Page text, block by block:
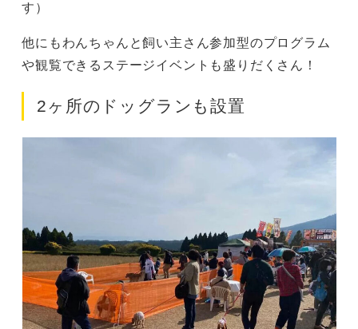
す）
他にもわんちゃんと飼い主さん参加型のプログラム
や観覧できるステージイベントも盛りだくさん！
2ヶ所のドッグランも設置